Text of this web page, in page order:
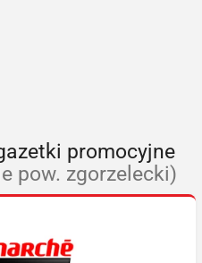
promocyjne
pow. zgorzelecki)